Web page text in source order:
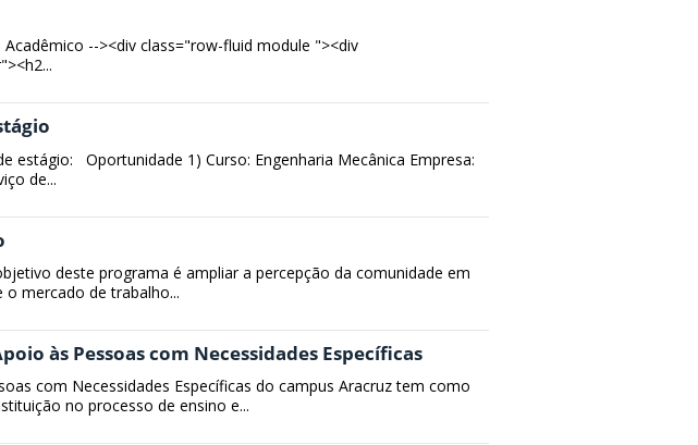
--><div class="row-fluid module "><div
estágio: Oportunidade 1) Curso: Engenharia Mecânica Empresa:
de...
deste programa é ampliar a percepção da comunidade em
o mercado de trabalho...
às Pessoas com Necessidades Específicas
com Necessidades Específicas do campus Aracruz tem como
no processo de ensino e...